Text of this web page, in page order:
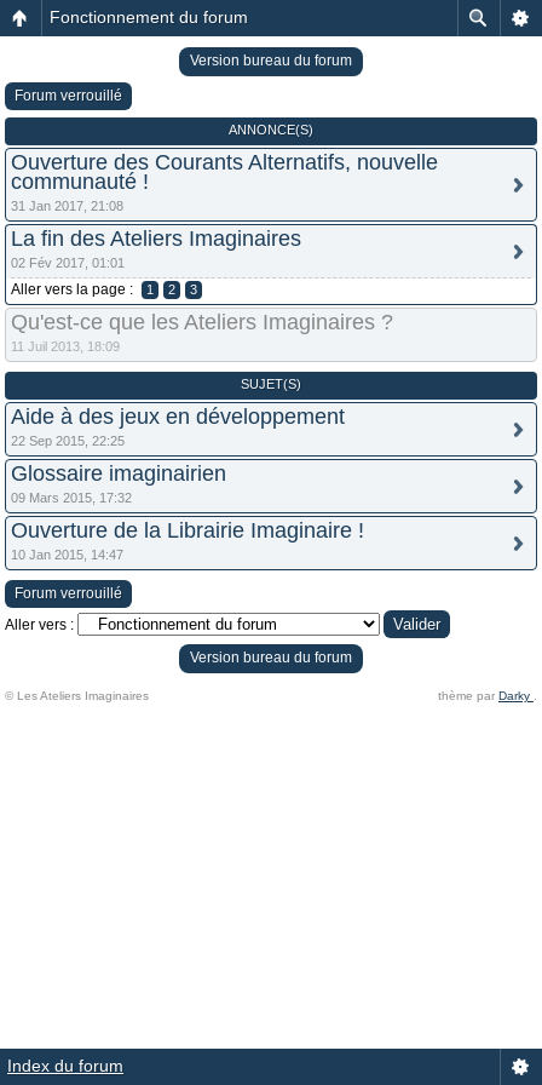
Fonctionnement du forum
Version bureau du forum
Forum verrouillé
ANNONCE(S)
Ouverture des Courants Alternatifs, nouvelle
communauté !
31 Jan 2017, 21:08
La fin des Ateliers Imaginaires
02 Fév 2017, 01:01
Aller vers la page : 1 2 3
Qu'est-ce que les Ateliers Imaginaires ?
11 Juil 2013, 18:09
SUJET(S)
Aide à des jeux en développement
22 Sep 2015, 22:25
Glossaire imaginairien
09 Mars 2015, 17:32
Ouverture de la Librairie Imaginaire !
10 Jan 2015, 14:47
Forum verrouillé
Aller vers :
Version bureau du forum
© Les Ateliers Imaginaires thème par Darky
Index du forum